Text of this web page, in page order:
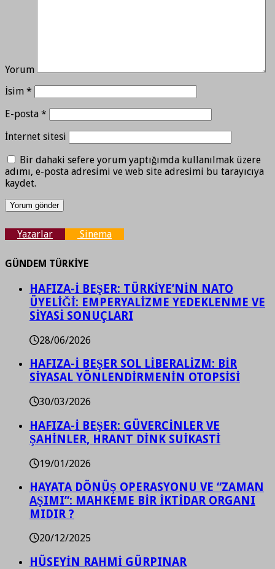
Yorum
İsim *
E-posta *
İnternet sitesi
Bir dahaki sefere yorum yaptığımda kullanılmak üzere
adımı, e-posta adresimi ve web site adresimi bu tarayıcıya
kaydet.
Yazarlar Sinema
GÜNDEM TÜRKİYE
HAFIZA-İ BEŞER: TÜRKİYE’NİN NATO
ÜYELİĞİ: EMPERYALİZME YEDEKLENME VE
SİYASİ SONUÇLARI
28/06/2026
HAFIZA-İ BEŞER SOL LİBERALİZM: BİR
SİYASAL YÖNLENDİRMENİN OTOPSİSİ
30/03/2026
HAFIZA-İ BEŞER: GÜVERCİNLER VE
ŞAHİNLER, HRANT DİNK SUİKASTİ
19/01/2026
HAYATA DÖNÜŞ OPERASYONU VE “ZAMAN
AŞIMI”: MAHKEME BİR İKTİDAR ORGANI
MIDIR ?
20/12/2025
HÜSEYİN RAHMİ GÜRPINAR